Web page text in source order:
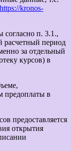
https://kronos-
согласно п. 3.1.,
расчетный период
за отдельный
курсов) в
предоплаты в
предоставляется
открытия